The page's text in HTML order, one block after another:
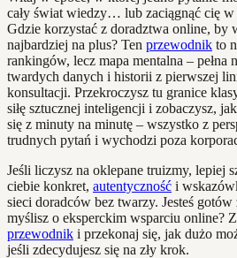
cały świat wiedzy… lub zaciągnąć cię w
Gdzie korzystać z doradztwa online, by
najbardziej na plus? Ten przewodnik to
rankingów, lecz mapa mentalna –
twardych danych i historii z pierwszej
konsultacji. Przekroczysz tu granice
siłę sztucznej inteligencji i zobaczysz, jak
się z minuty na minutę – wszystko z
trudnych pytań i wychodzi poza
Jeśli liczysz na oklepane truizmy, lepiej
ciebie konkret, autentyczność i
sieci doradców bez twarzy. Jesteś
myślisz o eksperckim wsparciu online?
przewodnik i przekonaj się, jak dużo
jeśli zdecydujesz się na zły krok.